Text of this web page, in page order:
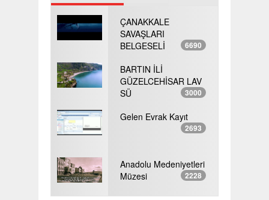
ÇANAKKALE
SAVAŞLARI
BELGESELİ
6690
BARTIN İLİ
GÜZELCEHİSAR LAV
SÜ
3000
Gelen Evrak Kayıt
2693
Anadolu Medeniyetleri
Müzesi
2228